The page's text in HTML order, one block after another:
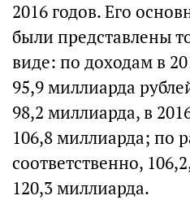
2016 годов. Его
были представлены
виде: по доходам в
95,9 миллиарда
98,2 миллиарда, в
106,8 миллиарда; по
соответственно,
120,3 миллиарда.